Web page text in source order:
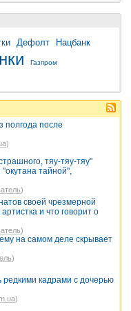
Дефолт Нацбанк
Газпром
полгода после
)
тяу-тяу-тяу"
тайной",
)
своей чрезмерной
и что говорит о
)
на самом деле скрывает
)
редкими кадрами с дочерью
)